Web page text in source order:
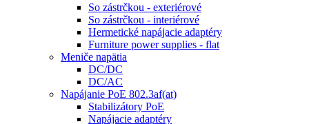
So zástrčkou - exteriérové
So zástrčkou - interiérové
Hermetické napájacie adaptéry
Furniture power supplies - flat
Meniče napätia
DC/DC
DC/AC
Napájanie PoE 802.3af(at)
Stabilizátory PoE
Napájacie adaptéry